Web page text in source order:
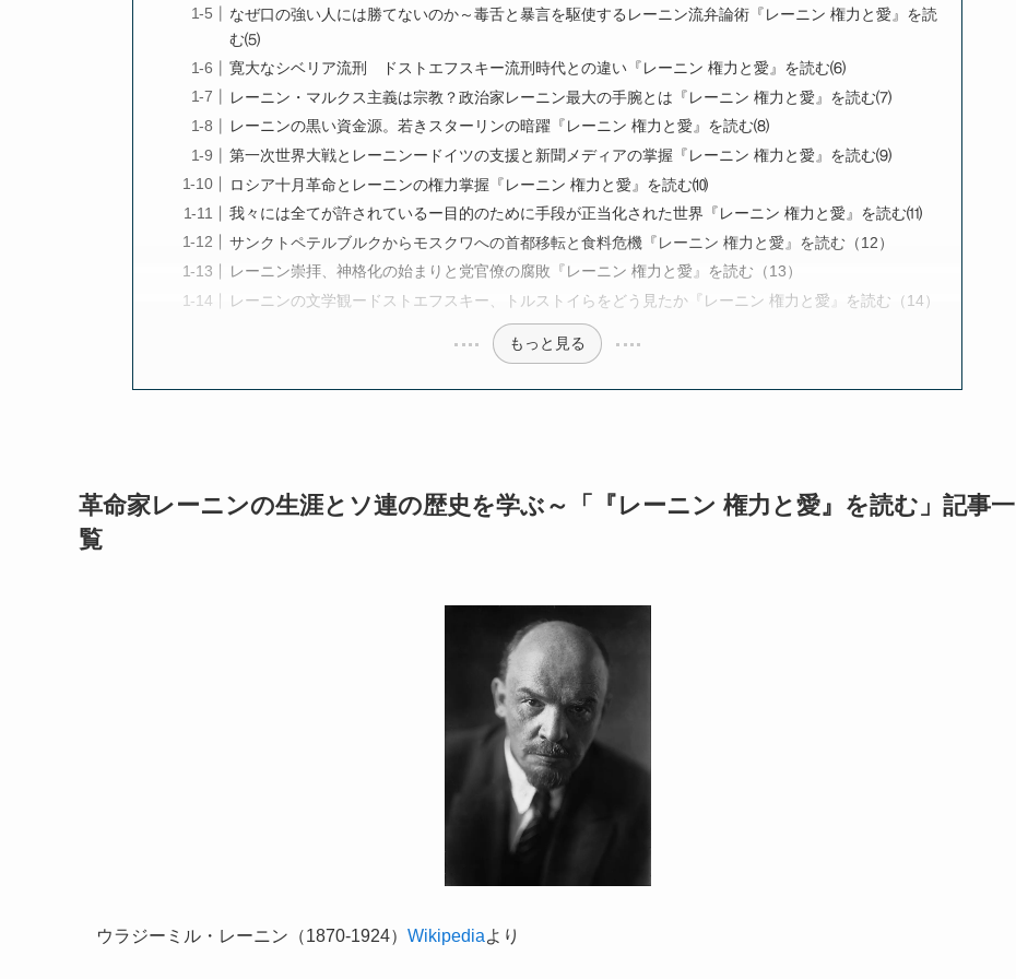
なぜ口の強い人には勝てないのか～毒舌と暴言を駆使するレーニン流弁論術『レーニン 権力と愛』を読
む⑸
寛大なシベリア流刑 ドストエフスキー流刑時代との違い『レーニン 権力と愛』を読む⑹
レーニン・マルクス主義は宗教？政治家レーニン最大の手腕とは『レーニン 権力と愛』を読む⑺
レーニンの黒い資金源。若きスターリンの暗躍『レーニン 権力と愛』を読む⑻
第一次世界大戦とレーニンードイツの支援と新聞メディアの掌握『レーニン 権力と愛』を読む⑼
ロシア十月革命とレーニンの権力掌握『レーニン 権力と愛』を読む⑽
我々には全てが許されているー目的のために手段が正当化された世界『レーニン 権力と愛』を読む⑾
サンクトペテルブルクからモスクワへの首都移転と食料危機『レーニン 権力と愛』を読む（12）
レーニン崇拝、神格化の始まりと党官僚の腐敗『レーニン 権力と愛』を読む（13）
レーニンの文学観ードストエフスキー、トルストイらをどう見たか『レーニン 権力と愛』を読む（14）
もっと見る
革命家レーニンの生涯とソ連の歴史を学ぶ～「『レーニン 権力と愛』を読む」記事一
覧
ウラジーミル・レーニン（1870-1924） Wikipediaより